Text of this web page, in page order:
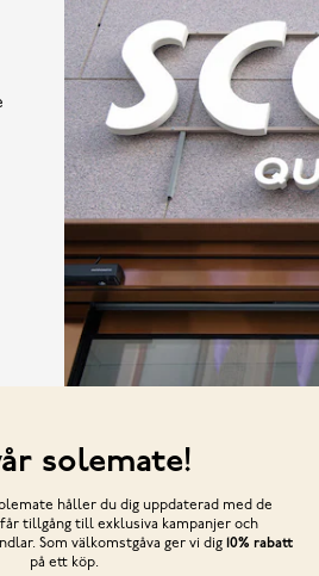
solemate!
håller du dig uppdaterad med de
tillgång till exklusiva kampanjer och
Som välkomstgåva ger vi dig 10% rabatt
på ett köp.